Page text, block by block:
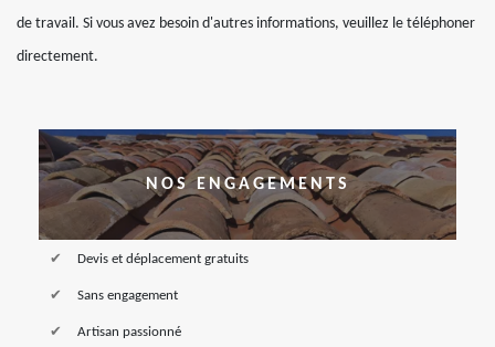
de travail. Si vous avez besoin d'autres informations, veuillez le téléphoner
directement.
NOS ENGAGEMENTS
Devis et déplacement gratuits
Sans engagement
Artisan passionné